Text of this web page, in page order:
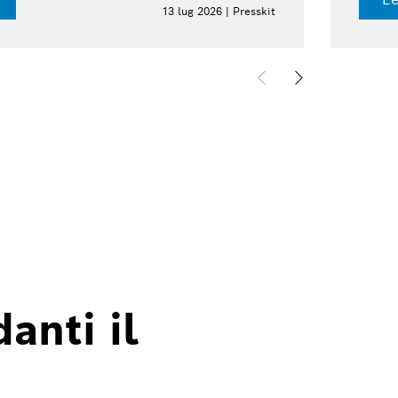
17 giu 2026 | Press release
il